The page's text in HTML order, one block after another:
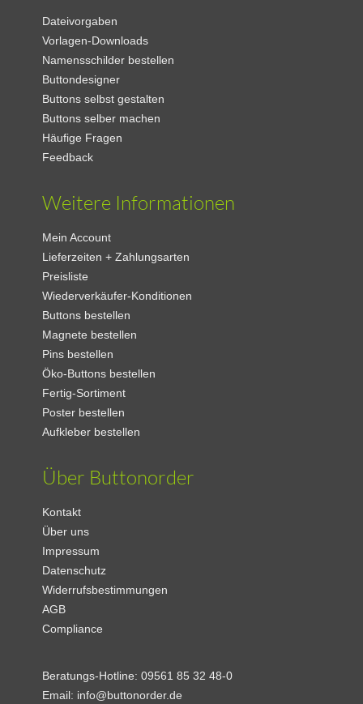
Dateivorgaben
Vorlagen-Downloads
Namensschilder bestellen
Buttondesigner
Buttons selbst gestalten
Buttons selber machen
Häufige Fragen
Feedback
Weitere Informationen
Mein Account
Lieferzeiten + Zahlungsarten
Preisliste
Wiederverkäufer-Konditionen
Buttons bestellen
Magnete bestellen
Pins bestellen
Öko-Buttons bestellen
Fertig-Sortiment
Poster bestellen
Aufkleber bestellen
Über Buttonorder
Kontakt
Über uns
Impressum
Datenschutz
Widerrufsbestimmungen
AGB
Compliance
Beratungs-Hotline:09561 85 32 48-0
Email: info@buttonorder.de